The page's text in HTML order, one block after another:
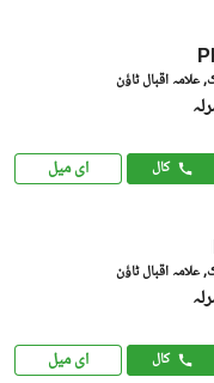
علامہ اقبال ٹاؤن
کال ای میل
علامہ اقبال ٹاؤن
کال ای میل